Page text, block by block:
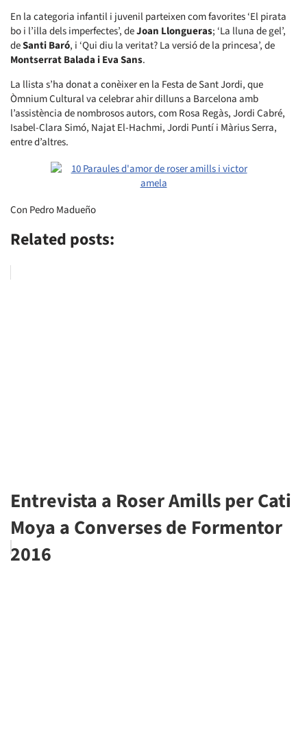
En la categoria infantil i juvenil parteixen com favorites ‘El pirata
bo i l’illa dels imperfectes’, deJoan Llongueras; ‘La lluna de gel’,
deSanti Baró, i ‘Qui diu la veritat? La versió de la princesa’, de
Montserrat Balada i Eva Sans.
La llista s’ha donat a conèixer en la Festa de Sant Jordi, que
Òmnium Cultural va celebrar ahir dilluns a Barcelona amb
l’assistència de nombrosos autors, com Rosa Regàs, Jordi Cabré,
Isabel-Clara Simó, Najat El-Hachmi, Jordi Puntí i Màrius Serra,
entre d’altres.
Con Pedro Madueño
Related posts:
Entrevista a Roser Amills per Cati
Moya a Converses de Formentor
2016